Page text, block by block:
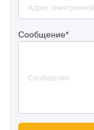
Сообщение*